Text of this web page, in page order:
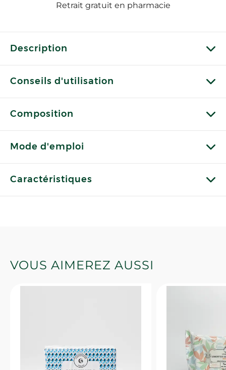
Retrait gratuit en pharmacie
Description
Conseils d'utilisation
Composition
Mode d'emploi
Caractéristiques
VOUS AIMEREZ AUSSI